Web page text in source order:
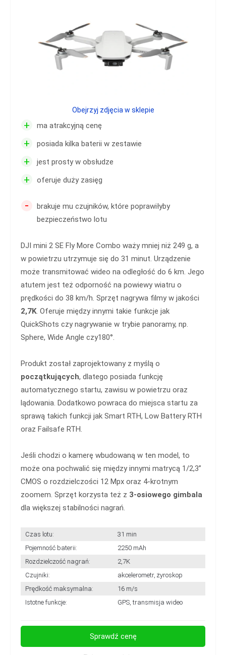
+ ma atrakcyjną cenę
+ posiada kilka baterii w zestawie
+ jest prosty w obsłudze
+ oferuje duży zasięg
-
brakuje mu czujników, które poprawiłyby
bezpieczeństwo lotu
DJI mini 2 SE Fly More Combo waży mniej niż 249 g, a
w powietrzu utrzymuje się do 31 minut. Urządzenie
może transmitować wideo na odległość do 6 km. Jego
atutem jest też odporność na powiewy wiatru o
prędkości do 38 km/h. Sprzęt nagrywa filmy w jakości
2,7K. Oferuje między innymi takie funkcje jak
QuickShots czy nagrywanie w trybie panoramy, np.
Sphere, Wide Angle czy180°.
Produkt został zaprojektowany z myślą o
początkujących, dlatego posiada funkcję
automatycznego startu, zawisu w powietrzu oraz
lądowania. Dodatkowo powraca do miejsca startu za
sprawą takich funkcji jak Smart RTH, Low Battery RTH
oraz Failsafe RTH.
Jeśli chodzi o kamerę wbudowaną w ten model, to
może ona pochwalić się między innymi matrycą 1/2,3”
CMOS o rozdzielczości 12 Mpx oraz 4-krotnym
zoomem. Sprzęt korzysta też z 3-osiowego gimbala
dla większej stabilności nagrań.
Czas lotu:
31 min
Pojemność baterii:
2250 mAh
Rozdzielczość nagrań:
2,7K
Czujniki:
akcelerometr, żyroskop
Prędkość maksymalna:
16 m/s
Istotne funkcje:
GPS, transmisja wideo
Obejrzyj zdjęcia w sklepie
Sprawdź cenę